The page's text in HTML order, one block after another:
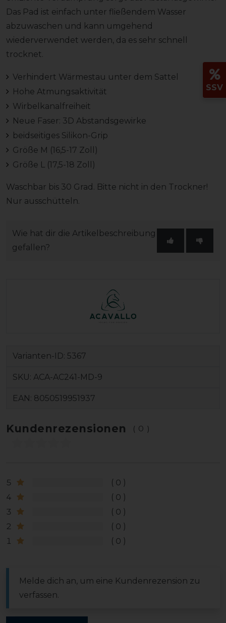
Das Pad ist einfach unter fließendem Wasser
abzuwaschen und kann umgehend
wiederverwendet werden, da es sehr schnell
trocknet.
Verhindert Wärmestau unter dem Sattel
Hohe Atmungsaktivität
Wirbelkanalfreiheit
Neue Faser: 3D Abstandsgewirke
beidseitiges Silikon-Grip
Größe M (16,5-17 Zoll)
Größe L (17,5-18 Zoll)
Waschbar bis 30 Grad. Bitte nicht in den Trockner!
Nur ausschütteln.
Wie hat dir die Artikelbeschreibung
gefallen?
Varianten-ID: 5367
SKU: ACA-AC241-MD-9
EAN: 8050519951937
Kundenrezensionen (0)
5
0
4
0
3
0
2
0
1
0
Melde dich an, um eine Kundenrezension zu
verfassen.
SSV